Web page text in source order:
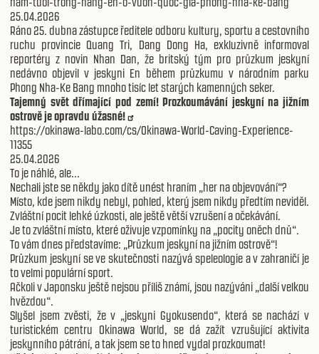
25.04.2026
Ráno 25. dubna zástupce ředitele odboru kultury, sportu a cestovního
ruchu provincie Quang Tri, Dang Dong Ha, exkluzivně informoval
reportéry z novin Nhan Dan, že britský tým pro průzkum jeskyní
nedávno objevil v jeskyni En během průzkumu v národním parku
Phong Nha-Ke Bang mnoho tisíc let starých kamenných seker.
Tajemný svět dřímající pod zemí! Prozkoumávání jeskyní na jižním
ostrově je opravdu úžasné!
https://okinawa-labo.com/cs/Okinawa-World-Caving-Experience-
11355
25.04.2026
To je náhlé, ale...
Nechali jste se někdy jako dítě unést hraním „her na objevování“?
Místo, kde jsem nikdy nebyl, pohled, který jsem nikdy předtím neviděl.
Zvláštní pocit lehké úzkosti, ale ještě větší vzrušení a očekávání.
Je to zvláštní místo, které oživuje vzpomínky na „pocity oněch dnů“.
To vám dnes představíme: „Průzkum jeskyní na jižním ostrově“!
Průzkum jeskyní se ve skutečnosti nazývá speleologie a v zahraničí je
to velmi populární sport.
Ačkoli v Japonsku ještě nejsou příliš známí, jsou nazýváni „další velkou
hvězdou“.
Slyšel jsem zvěsti, že v „jeskyni Gyokusendo“, která se nachází v
turistickém centru Okinawa World, se dá zažít vzrušující aktivita
jeskynního pátrání, a tak jsem se to hned vydal prozkoumat!